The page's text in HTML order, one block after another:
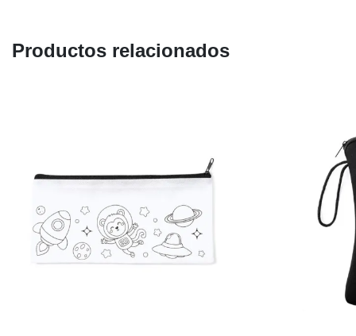
Productos relacionados